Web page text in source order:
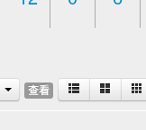
查看